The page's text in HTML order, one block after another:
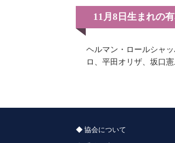
11月8日生まれの
ヘルマン・ロールシャ
ロ、平田オリザ、坂口
協会について